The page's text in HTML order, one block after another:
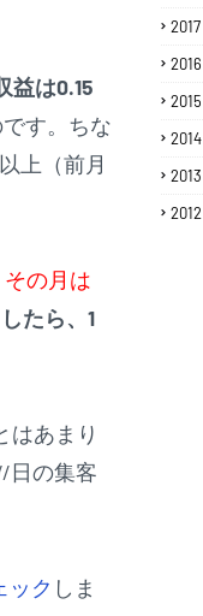
益は0.15
す。ちな
上（前月
の月は
たら、1
はあまり
日の集客
ック しま
2017
2016
2015
2014
2013
2012